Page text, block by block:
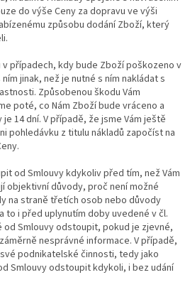
do výše Ceny za dopravu ve výši
způsobu dodání Zboží, který
v případech, kdy bude Zboží poškozeno v
jinak, než je nutné s ním nakládat s
Způsobenou škodu Vám
poté, co Nám Zboží bude vráceno a
14 dní. V případě, že jsme Vám ještě
pohledávku z titulu nákladů započíst na
od Smlouvy kdykoliv před tím, než Vám
objektivní důvody, proč není možné
na straně třetích osob nebo důvody
to i před uplynutím doby uvedené v čl.
od Smlouvy odstoupit, pokud je zjevné,
nesprávné informace. V případě,
podnikatelské činnosti, tedy jako
Smlouvy odstoupit kdykoli, i bez udání